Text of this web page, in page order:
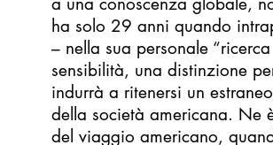
ha solo 29 anni quando
– nella sua personale
sensibilità, una distinzione
indurrà a ritenersi un
della società americana. Ne
del viaggio americano,